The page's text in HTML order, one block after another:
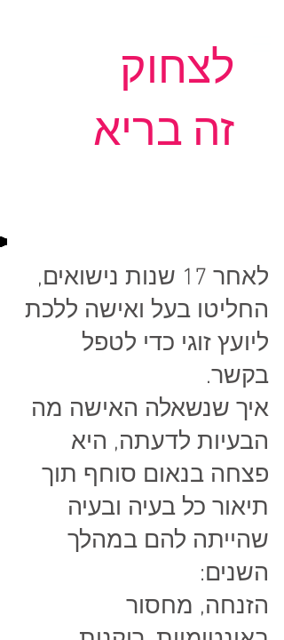
לצחוק
זה בריא
לאחר 17 שנות נישואים,
החליטו בעל ואישה ללכת
ליועץ זוגי כדי לטפל
בקשר.
איך שנשאלה האישה מה
הבעיות לדעתה, היא
פצחה בנאום סוחף תוך
תיאור כל בעיה ובעיה
שהייתה להם במהלך
השנים:
הזנחה, מחסור